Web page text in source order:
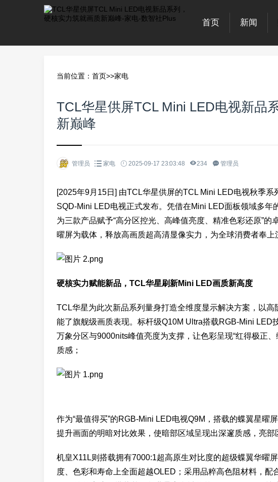
首页 新闻
当前位置： 首页>>家电
TCL华星供屏TCL Mini LED电视新品
新巅峰
管理员 家电 2025-09-17 23:03:48 234 管理员
[2025年9月15日] 由TCL华星供屏的TCL Mini LED电视秋季系
SQD-Mini LED电视正式发布。凭借在Mini LED面板领域多年
为三款产品赋予“高分区控光、高峰值亮度、精准色彩还原”的
曜屏为载体，释放高画质超高清显像实力，为全球消费者奉上
硬核实力赋能新品，TCL华星刷新Mini LED画质新高度
TCL华星为此次新品系列量身打造全维度显示解决方案，以
能了旗舰级画质表现。标杆级Q10M Ultra搭载RGB-Mini LED
万象分区与9000nits峰值亮度为支撑，让色彩呈现“红得极正
质感；
作为“最值得买”的RGB-Mini LED电视Q9M，搭载的蝶翼星曜
提升画面的明暗对比效果，使暗部区域呈现出深邃质感，亮部
机皇X11L则搭载拥有7000:1超高原生对比度的超级蝶翼华曜
度、色彩和寿命上全面超越OLED；采用品粹高色阻材料，